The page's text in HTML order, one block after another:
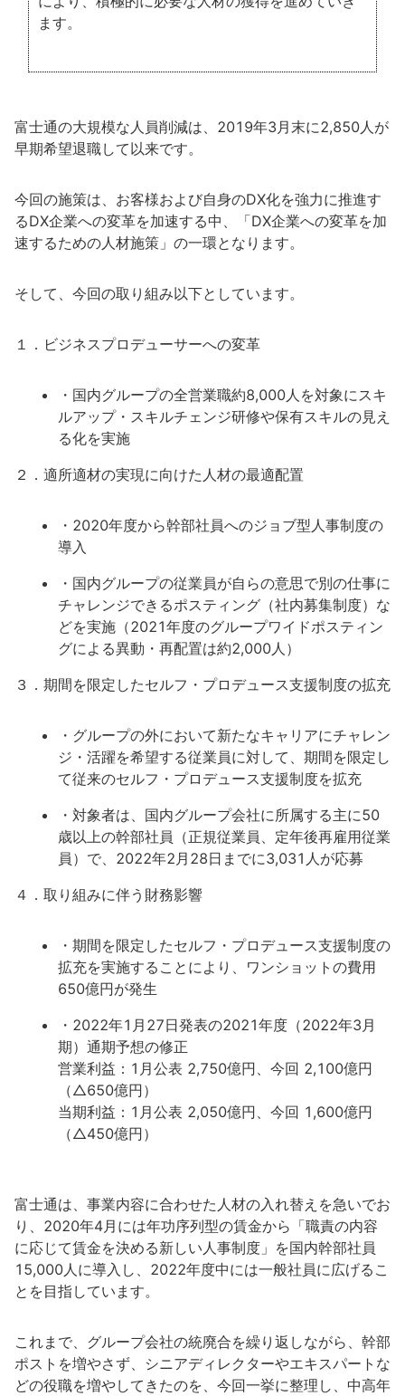
ます。
富士通の大規模な人員削減は、2019年3月末に2,850人が
早期希望退職して以来です。
今回の施策は、お客様および自身のDX化を強力に推進す
るDX企業への変革を加速する中、「DX企業への変革を加
速するための人材施策」の一環となります。
そして、今回の取り組み以下としています。
１．ビジネスプロデューサーへの変革
・国内グループの全営業職約8,000人を対象にスキ
ルアップ・スキルチェンジ研修や保有スキルの見え
る化を実施
２．適所適材の実現に向けた人材の最適配置
・2020年度から幹部社員へのジョブ型人事制度の
導入
・国内グループの従業員が自らの意思で別の仕事に
チャレンジできるポスティング（社内募集制度）な
どを実施（2021年度のグループワイドポスティン
グによる異動・再配置は約2,000人）
３．期間を限定したセルフ・プロデュース支援制度の拡充
・グループの外において新たなキャリアにチャレン
ジ・活躍を希望する従業員に対して、期間を限定し
て従来のセルフ・プロデュース支援制度を拡充
・対象者は、国内グループ会社に所属する主に50
歳以上の幹部社員（正規従業員、定年後再雇用従業
員）で、2022年2月28日までに3,031人が応募
４．取り組みに伴う財務影響
・期間を限定したセルフ・プロデュース支援制度の
拡充を実施することにより、ワンショットの費用
650億円が発生
・2022年1月27日発表の2021年度（2022年3月
期）通期予想の修正
営業利益：1月公表 2,750億円、今回 2,100億円
（△650億円）
当期利益：1月公表 2,050億円、今回 1,600億円
（△450億円）
富士通は、事業内容に合わせた人材の入れ替えを急いでお
り、2020年4月には年功序列型の賃金から「職責の内容
に応じて賃金を決める新しい人事制度」を国内幹部社員
15,000人に導入し、2022年度中には一般社員に広げるこ
とを目指しています。
これまで、グループ会社の統廃合を繰り返しながら、幹部
ポストを増やさず、シニアディレクターやエキスパートな
どの役職を増やしてきたのを、今回一挙に整理し、中高年